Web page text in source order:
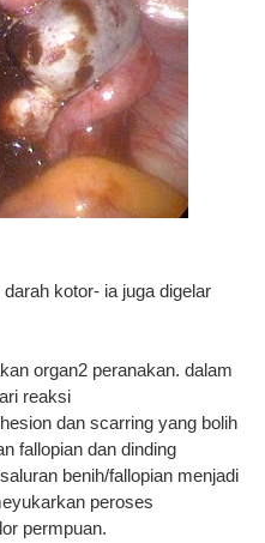
kotor- ia juga digelar
organ2 peranakan. dalam
reaksi
dan scarring yang bolih
fallopian dan dinding
benih/fallopian menjadi
peroses
permpuan.